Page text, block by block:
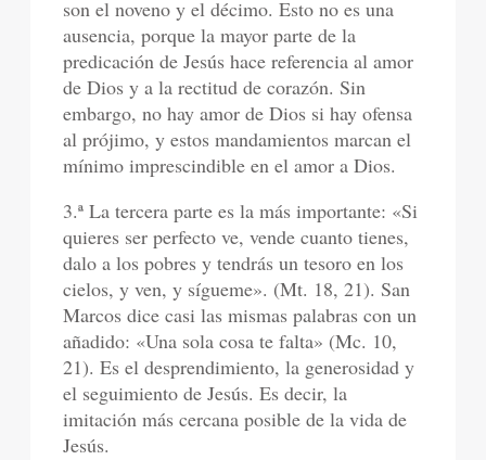
son el noveno y el décimo. Esto no es una
ausencia, porque la mayor parte de la
predicación de Jesús hace referencia al amor
de Dios y a la rectitud de corazón. Sin
embargo, no hay amor de Dios si hay ofensa
al prójimo, y estos mandamientos marcan el
mínimo imprescindible en el amor a Dios.
3.ª La tercera parte es la más importante: «Si
quieres ser perfecto ve, vende cuanto tienes,
dalo a los pobres y tendrás un tesoro en los
cielos, y ven, y sígueme». (Mt. 18, 21). San
Marcos dice casi las mismas palabras con un
añadido: «Una sola cosa te falta» (Mc. 10,
21). Es el desprendimiento, la generosidad y
el seguimiento de Jesús. Es decir, la
imitación más cercana posible de la vida de
Jesús.